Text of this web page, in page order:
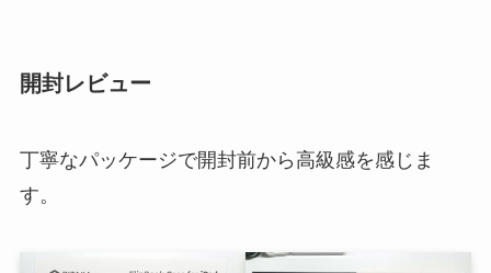
開封レビュー
丁寧なパッケージで開封前から高級感を感じま
す。